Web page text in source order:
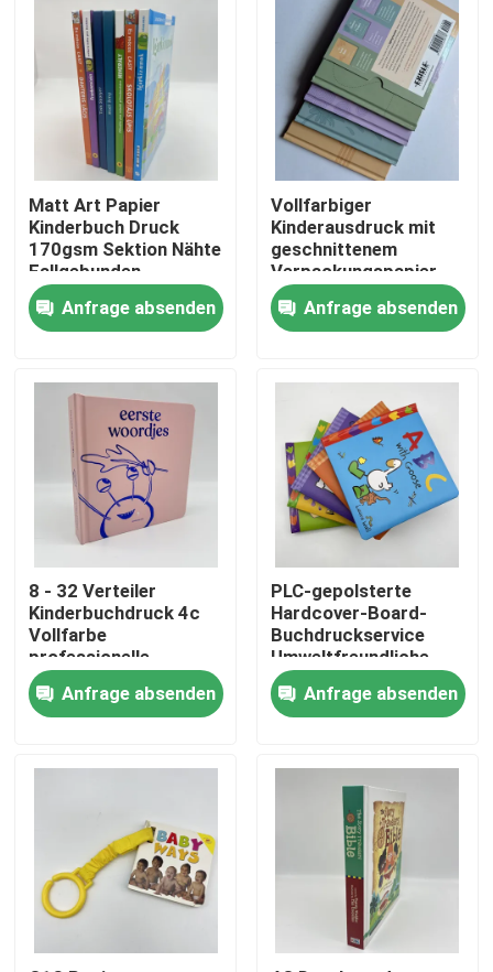
Haus
Produkte
Videos
Über uns
Ressource
Treten Sie mit uns in Verbindung
Fordern Sie ein Zitat
Kaffeetafelbuchdruckerei
Tarotkarten drucken
Matt Art Papier
Kinderbuch Druck
170gsm Sektion Nähte
Fallgebunden
Anfrage absenden
Vollfarbiger
Kinderausdruck mit
geschnittenem
Verpackungspapier
Anfrage absenden
8 - 32 Verteiler
Kinderbuchdruck 4c
Vollfarbe
professionelle
Druckerei
Anfrage absenden
PLC-gepolsterte
Hardcover-Board-
Buchdruckservice
Umweltfreundliche
Tinte für Kinder
Anfrage absenden